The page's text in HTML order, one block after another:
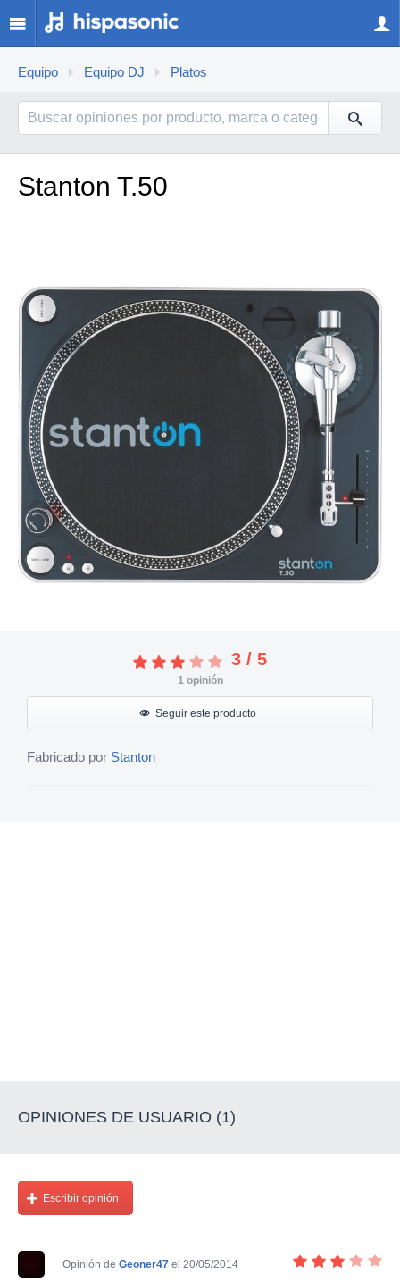
Equipo Equipo DJ Platos
Stanton T.50
3 / 5
1opinión
Seguir este producto
Fabricado por Stanton
OPINIONES DE USUARIO (1)
Escribir opinión
Opinión de Geoner47 el 20/05/2014